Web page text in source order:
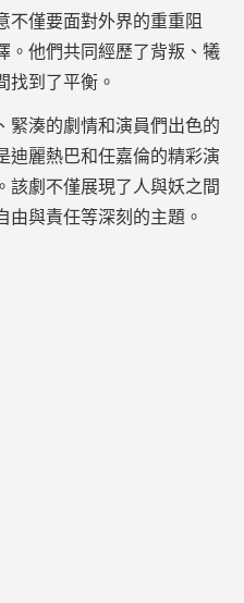
不僅要面對外界的重重阻
。他們共同經歷了背叛、犧
找到了平衡。
緊湊的劇情和演員們出色的
迪麗熱巴和任嘉倫的精彩演
該劇不僅展現了人與妖之間
由與責任等深刻的主題。